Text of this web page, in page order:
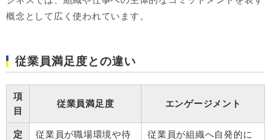
概念として広く使われています。
従業員満足度との違い
項
目
従業員満足度 エンゲージメント
定
従業員が職場環境や待
従業員が組織へ自発的に